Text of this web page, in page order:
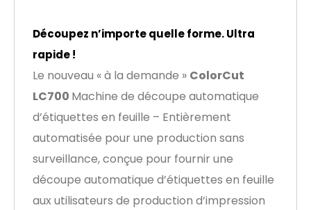
Découpez n’importe quelle forme. Ultra
rapide !
Le nouveau « à la demande » ColorCut
LC700 Machine de découpe automatique
d’étiquettes en feuille – Entièrement
automatisée pour une production sans
surveillance, conçue pour fournir une
découpe automatique d’étiquettes en feuille
aux utilisateurs de production d’impression